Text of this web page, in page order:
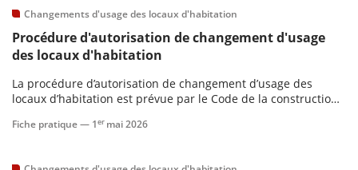
& Élu local
& Finances locales
publique
Changements d'usage des locaux d'habitation
Procédure d'autorisation de changement d'usage
des locaux d'habitation
La procédure d’autorisation de changement d’usage des
locaux d’habitation est prévue par le Code de la construction
Fiche pratique — 1er mai 2026